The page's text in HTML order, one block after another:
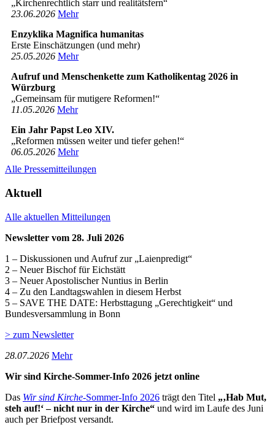
„Kirchenrechtlich starr und realitätsfern“
23­.06.2026 Mehr
Enzyklika Magnifica humanitas
Erste Einschätzungen (und mehr)
25­.05.2026 Mehr
Aufruf und Menschenkette zum Katholikentag 2026 in
Würzburg
„Gemeinsam für mutigere Reformen!“
11­.05.2026 Mehr
Ein Jahr Papst Leo XIV.
„Reformen müssen weiter und tiefer gehen!“
06­.05.2026 Mehr
Alle Pressemitteilungen
Aktuell
Alle aktuellen Mitteilungen
Newsletter vom 28. Juli 2026
1 – Diskussionen und Aufruf zur „Laienpredigt“
2 – Neuer Bischof für Eichstätt
3 – Neuer Apostolischer Nuntius in Berlin
4 – Zu den Landtagswahlen in diesem Herbst
5 – SAVE THE DATE: Herbsttagung „Gerechtigkeit“ und
Bundesversammlung in Bonn
> zum Newsletter
28­.07.2026 Mehr
Wir sind Kirche-Sommer-Info 2026 jetzt online
Das Wir sind Kirche-Sommer-Info 2026 trägt den Titel „‚Hab Mut,
steh auf!‘ – nicht nur in der Kirche“ und wird im Laufe des Juni
auch per Briefpost versandt.